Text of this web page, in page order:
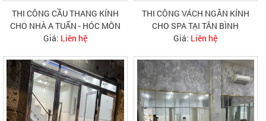
THI CÔNG CẦU THANG KÍNH
CHO NHÀ A TUẤN - HÓC MÔN
Giá: Liên hệ
THI CÔNG VÁCH NGĂN KÍNH
CHO SPA TẠI TÂN BÌNH
Giá: Liên hệ